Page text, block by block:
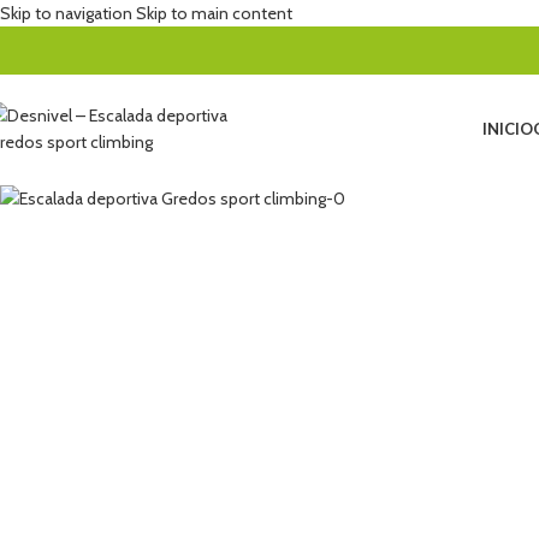
Skip to navigation Skip to main content
INICIO